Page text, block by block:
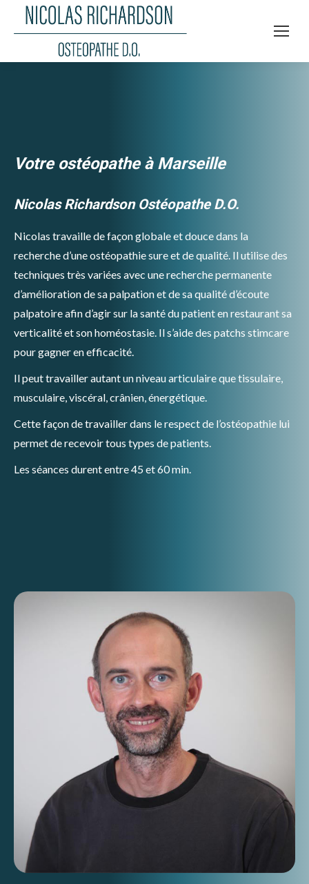
Votre ostéopathe à Marseille
Nicolas Richardson Ostéopathe D.O.
Nicolas travaille de façon globale et douce dans la
recherche d’une ostéopathie sure et de qualité. Il utilise des
techniques très variées avec une recherche permanente
d’amélioration de sa palpation et de sa qualité d’écoute
palpatoire afin d’agir sur la santé du patient en restaurant sa
verticalité et son homéostasie. Il s’aide des patchs stimcare
pour gagner en efficacité.
Il peut travailler autant un niveau articulaire que tissulaire,
musculaire, viscéral, crânien, énergétique.
Cette façon de travailler dans le respect de l’ostéopathie lui
permet de recevoir tous types de patients.
Les séances durent entre 45 et 60 min.